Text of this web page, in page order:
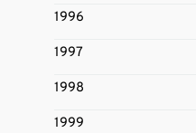
1996
1997
1998
1999